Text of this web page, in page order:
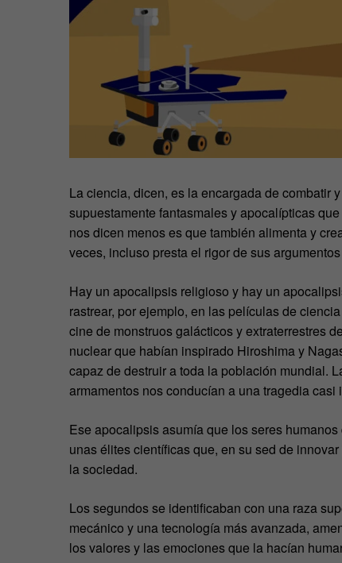
La ciencia, dicen, es la encargada de combatir
supuestamente fantasmales y apocalípticas
nos dicen menos es que también alimenta y
veces, incluso presta el rigor de sus
Hay un apocalipsis religioso y hay un
rastrear, por ejemplo, en las películas de
cine de monstruos galácticos y extraterrestres
nuclear que habían inspirado Hiroshima y
capaz de destruir a toda la población mundial.
armamentos nos conducían a una tragedia casi
Ese apocalipsis asumía que los seres
unas élites científicas que, en su sed de
la sociedad.
Los segundos se identificaban con una raza
mecánico y una tecnología más avanzada,
los valores y las emociones que la hacían